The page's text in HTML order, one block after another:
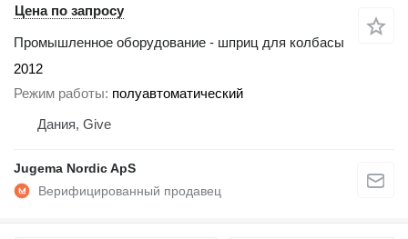
Цена по запросу
Промышленное оборудование - шприц для колбасы
2012
Режим работы полуавтоматический
Дания, Give
Jugema Nordic ApS